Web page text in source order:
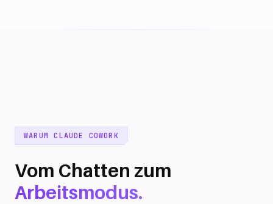
WARUM CLAUDE COWORK
Vom Chatten zum
Arbeitsmodus.